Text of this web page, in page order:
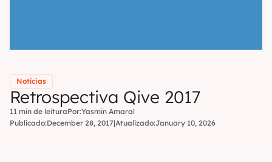
Notícias
Retrospectiva Qive 2017
11 min de leituraPor:Yasmin Amaral
Publicado:December 28, 2017|Atualizado:January 10, 2026